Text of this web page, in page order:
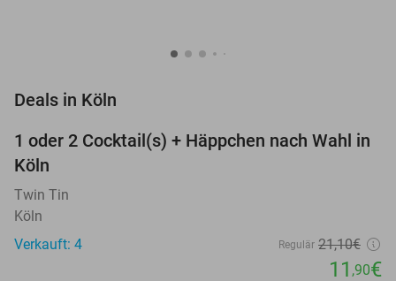
Deals in Köln
44%
1 oder 2 Cocktail(s) + Häppchen nach Wahl in
Köln
Twin Tin
Köln
Verkauft: 4
Regulär 21,10€
11 ,90€